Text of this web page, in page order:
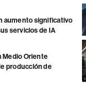
aumento significativo
servicios de IA
Medio Oriente
producción de